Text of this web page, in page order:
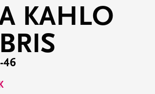
KAHLO
46